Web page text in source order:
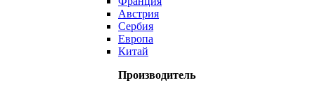
Австрия
Сербия
Европа
Китай
Производитель